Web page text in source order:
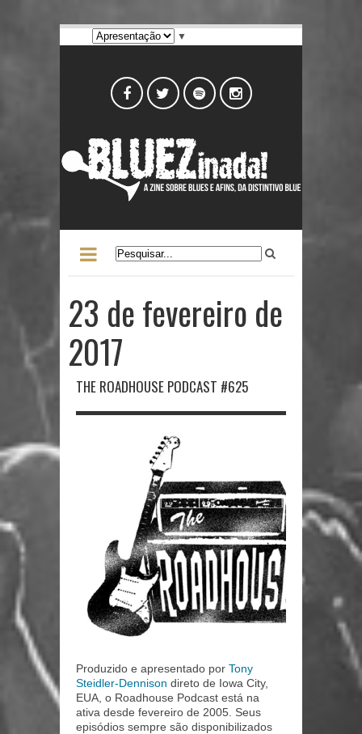
▼
23 de fevereiro de
2017
THE ROADHOUSE PODCAST #625
Produzido e apresentado por Tony
Steidler-Dennison direto de Iowa City,
EUA, o Roadhouse Podcast está na
ativa desde fevereiro de 2005. Seus
episódios sempre são disponibilizados